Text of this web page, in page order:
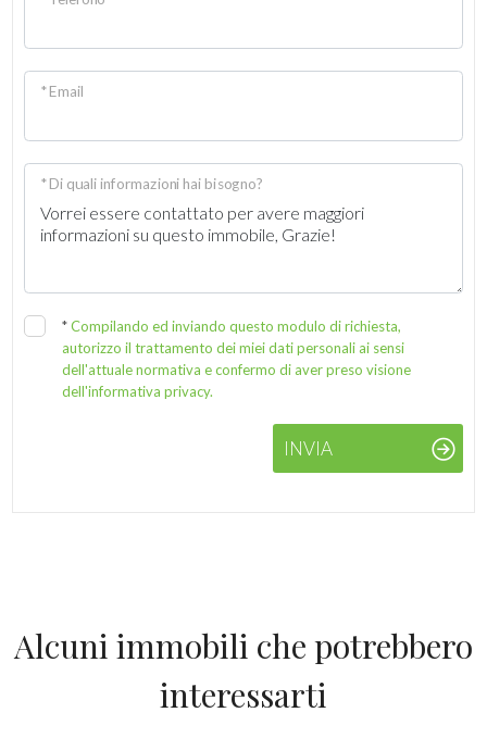
* Email
* Di quali informazioni hai bisogno?
*Compilando ed inviando questo modulo di richiesta,
autorizzo il trattamento dei miei dati personali ai sensi
dell'attuale normativa e confermo di aver preso visione
dell'informativa privacy.
INVIA
Alcuni immobili che potrebbero
interessarti